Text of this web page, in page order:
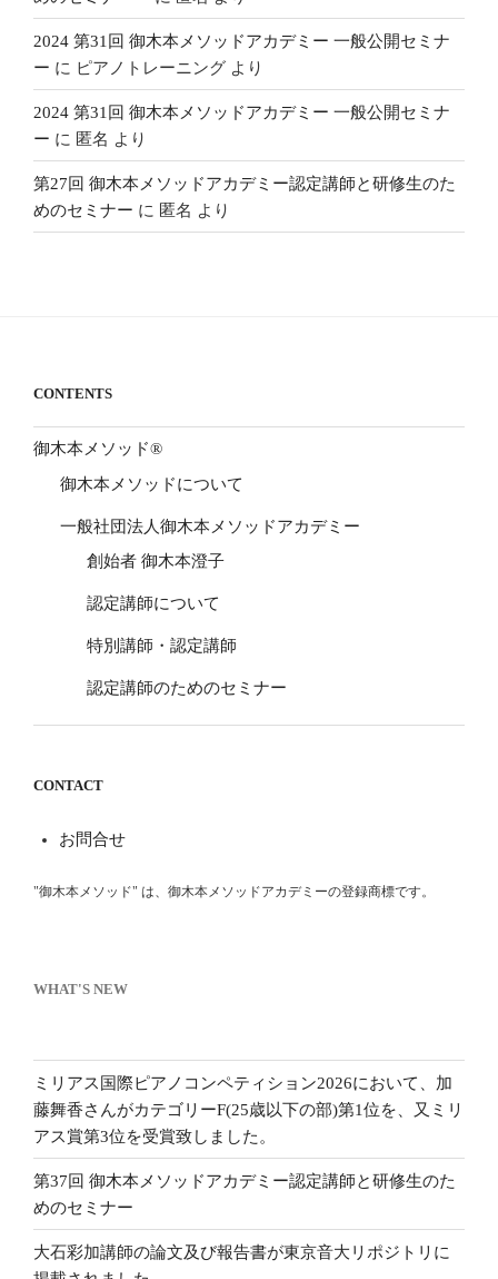
2024 第31回 御木本メソッドアカデミー 一般公開セミナ
ー に ピアノトレーニング より
2024 第31回 御木本メソッドアカデミー 一般公開セミナ
ー に 匿名 より
第27回 御木本メソッドアカデミー認定講師と研修生のた
めのセミナー に 匿名 より
CONTENTS
御木本メソッド®
御木本メソッドについて
一般社団法人御木本メソッドアカデミー
創始者 御木本澄子
認定講師について
特別講師・認定講師
認定講師のためのセミナー
CONTACT
お問合せ
"御木本メソッド" は、御木本メソッドアカデミーの登録商標です。
WHAT'S NEW
ミリアス国際ピアノコンペティション2026において、加
藤舞香さんがカテゴリーF(25歳以下の部)第1位を、又ミリ
アス賞第3位を受賞致しました。
第37回 御木本メソッドアカデミー認定講師と研修生のた
めのセミナー
大石彩加講師の論文及び報告書が東京音大リポジトリに